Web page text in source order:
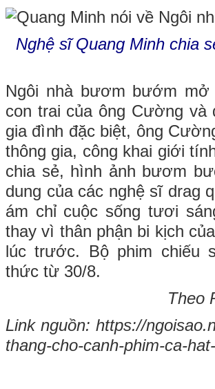
Nghệ sĩ Quang Minh chia
Ngôi nhà bươm bướm mở
con trai của ông Cường
gia đình đặc biệt, ông
thông gia, công khai giới
chia sẻ, hình ảnh bươm
dung của các nghệ sĩ drag
ám chỉ cuộc sống tươi
thay vì thân phận bi kịch
lúc trước. Bộ phim chiếu
thức từ 30/8.
Theo
Link nguồn: https://
thang-cho-canh-phim-ca-